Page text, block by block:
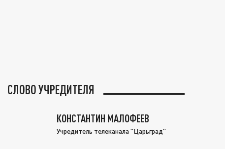
СЛОВО УЧРЕДИТЕЛЯ
КОНСТАНТИН МАЛОФЕЕВ
Учредитель телеканала "Царьград"